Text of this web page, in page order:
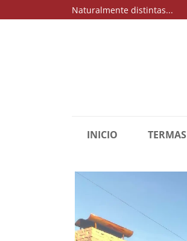
Naturalmente distintas...
INICIO TERMAS